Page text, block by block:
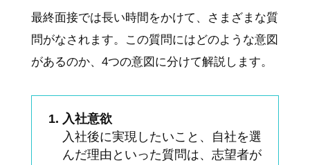
最終面接では長い時間をかけて、さまざまな質
問がなされます。この質問にはどのような意図
があるのか、4つの意図に分けて解説します。
入社意欲
入社後に実現したいこと、自社を選
んだ理由といった質問は、志望者が